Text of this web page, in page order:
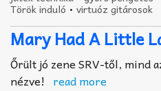
Török induló • virtuóz gitárosok
Mary Had A Little
Őrült jó zene SRV-től, mind
nézve! read more